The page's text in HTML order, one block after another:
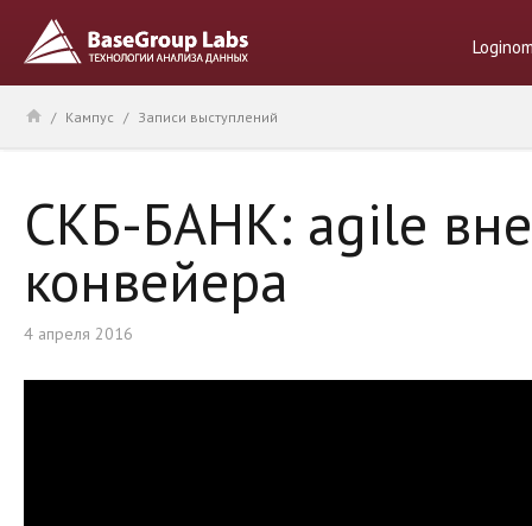
/ Кампус / Записи выступлений
СКБ-БАНК: agile
конвейера
4 апреля 2016